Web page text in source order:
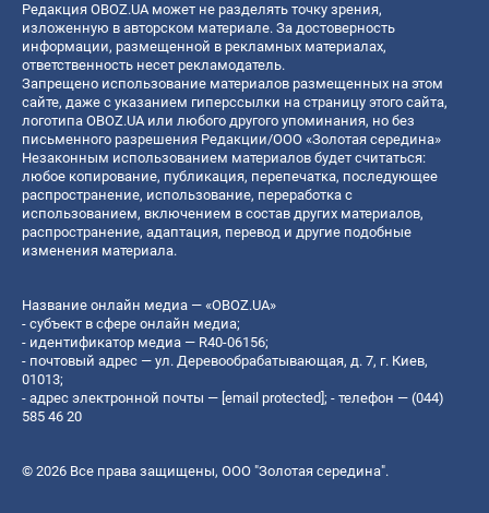
Редакция OBOZ.UA может не разделять точку зрения,
изложенную в авторском материале. За достоверность
информации, размещенной в рекламных материалах,
ответственность несет рекламодатель.
Запрещено использование материалов размещенных на этом
сайте, даже с указанием гиперссылки на страницу этого сайта,
логотипа OBOZ.UA или любого другого упоминания, но без
письменного разрешения Редакции/ООО «Золотая середина»
Незаконным использованием материалов будет считаться:
любое копирование, публикация, перепечатка, последующее
распространение, использование, переработка с
использованием, включением в состав других материалов,
распространение, адаптация, перевод и другие подобные
изменения материала.
Название онлайн медиа — «OBOZ.UA»
- субъект в сфере онлайн медиа;
- идентификатор медиа — R40-06156;
- почтовый адрес — ул. Деревообрабатывающая, д. 7, г. Киев,
01013;
- адрес электронной почты — [email protected]; - телефон — (044)
585 46 20
© 2026 Все права защищены, ООО "Золотая середина".